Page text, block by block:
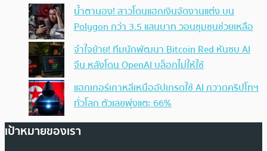
น้ำตานอง! สาวโดนแฮกเงินจัดงานแต่ง บน
Polygon กว่า 3.5 แสนบาท วอนชุมชนช่วยเหลือ
จำใจย้าย! ทีมนักพัฒนา Bitcoin Red หันซบ AI
จีน หลังโดน OpenAI บล็อกไม่ให้ใช้
แฮกเกอร์เกาหลีเหนืออัปเกรดใช้ AI กวาดคริปโทฯ
ทั่วโลก ตัวเลขพุ่งแตะ 66%
เป้าหมายของเรา